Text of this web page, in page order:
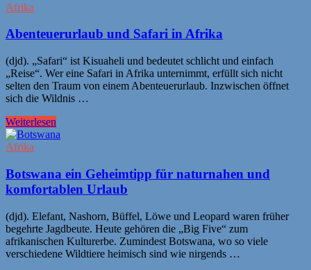
Afrika
Abenteuerurlaub und Safari in Afrika
(djd). „Safari“ ist Kisuaheli und bedeutet schlicht und einfach
„Reise“. Wer eine Safari in Afrika unternimmt, erfüllt sich nicht
selten den Traum von einem Abenteuerurlaub. Inzwischen öffnet
sich die Wildnis …
Weiterlesen
Afrika
Botswana ein Geheimtipp für naturnahen und
komfortablen Urlaub
(djd). Elefant, Nashorn, Büffel, Löwe und Leopard waren früher
begehrte Jagdbeute. Heute gehören die „Big Five“ zum
afrikanischen Kulturerbe. Zumindest Botswana, wo so viele
verschiedene Wildtiere heimisch sind wie nirgends …